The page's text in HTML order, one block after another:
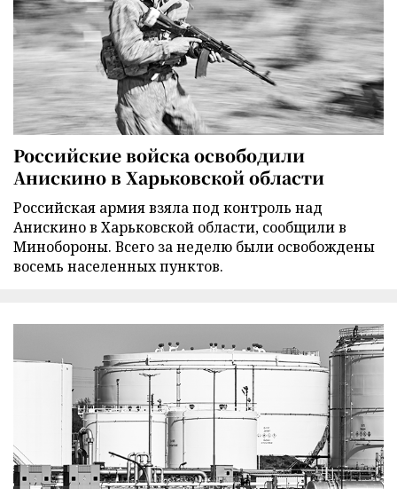
Российские войска освободили
Анискино в Харьковской области
Российская армия взяла под контроль над
Анискино в Харьковской области, сообщили в
Минобороны. Всего за неделю были освобождены
восемь населенных пунктов.